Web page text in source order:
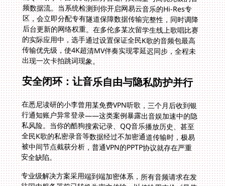
出现一次卡拍跳词现象。
安全闭环：让音乐自由与隐私防护并行
在悉尼读研的小李曾用某免费VPN听歌，三个月后收到银
行通知账户异常登录——这类案例暴露出音娱加速中的隐
私风险。当你的酷狗搜索记录、QQ音乐播放历史、甚至
全民K歌的私密录音等数据经过不加密通道传输时，极易
被中间节点截获分析，普通VPN的PPTP协议就存在严重
安全缺陷。
专业级解决方案采用端到端加密体系，所有音频请求在发
往国内服务器前已转换为密文传输。以传输周杰伦《最伟
大的作品》MP3文件为例：原始数据包在本地设备通过
AES-256加密生成不可逆向的代码段，仅目标境内中继服
务器持有密钥解码，杜绝了任何第三方（包括加速服务商
自身）获取播放内容。某德国车企驻华员工家庭利用这套
机制，既让孩子安全使用国内儿童音乐App，也保障了手